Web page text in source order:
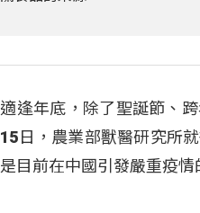
適逢年底，除了聖誕節、
15日，農業部獸醫研究所
是目前在中國引發嚴重疫